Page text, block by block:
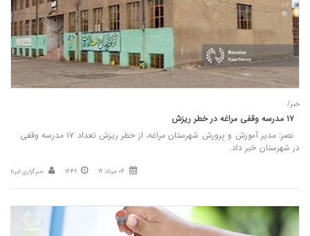
خبر/
نصر: مدیر آموزش و پرورش شهرستان مراغه، از خطر ریزش تعداد ۱۷ مدرسه وقفی
در شهرستان خبر داد.
04 مرداد 19 16:46 خبرگزاری ایرنا